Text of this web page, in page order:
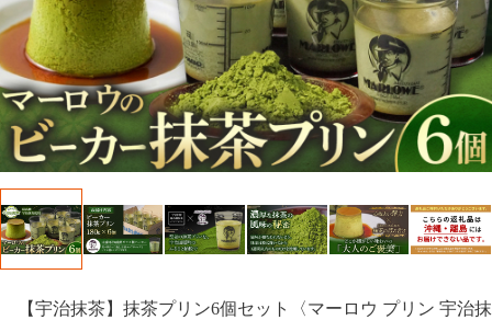
【宇治抹茶】抹茶プリン6個セット〈マーロウ プリン 宇治抹